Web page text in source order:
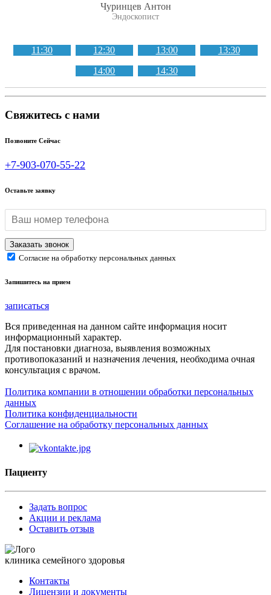
Чуринцев Антон
Эндоскопист
11:30 12:30 13:00
13:30
14:00
14:30
Свяжитесь с нами
Позвоните Сейчас
+7-903-070-55-22
Оставьте заявку
Согласие на обработку персональных данных
Запишитесь на прием
записаться
Вся приведенная на данном сайте информация носит
информационный характер.
Для постановки диагноза, выявления возможных
противопоказаний и назначения лечения, необходима очная
консультация с врачом.
Политика компании в отношении обработки персональных
данных
Политика конфиденциальности
Соглашение на обработку персональных данных
Пациенту
Задать вопрос
Акции и реклама
Оставить отзыв
клиника семейного здоровья
Контакты
Лицензии и документы